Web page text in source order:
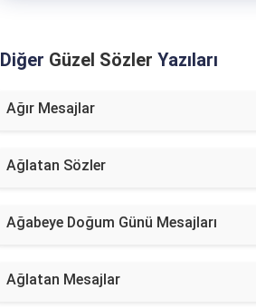
Diğer Güzel Sözler Yazıları
Ağır Mesajlar
Ağlatan Sözler
Ağabeye Doğum Günü Mesajları
Ağlatan Mesajlar